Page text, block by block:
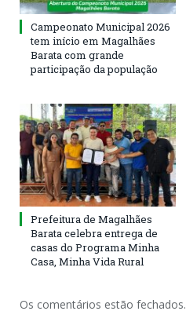
Campeonato Municipal 2026
tem início em Magalhães
Barata com grande
participação da população
Prefeitura de Magalhães
Barata celebra entrega de
casas do Programa Minha
Casa, Minha Vida Rural
Os comentários estão fechados.